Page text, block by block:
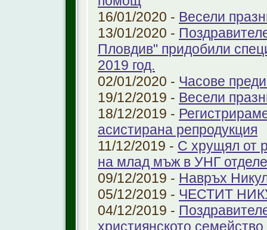
16/01/2020 - Весели
13/01/2020 -
Пловдив" придобили
2019 год.
02/01/2020 - Часове
19/12/2019 - Весели
18/12/2019 -
aсистирана репродукция
11/12/2019 - С хрущял от
на млад мъж в УНГ
09/12/2019 - Навръх
05/12/2019 - ЧЕСТИТ
04/12/2019 -
християнското семейство